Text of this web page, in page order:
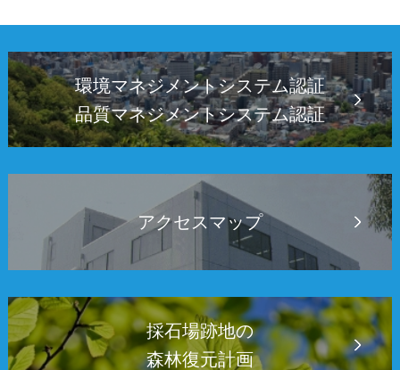
環境マネジメントシステム認証
品質マネジメントシステム認証
アクセスマップ
採石場跡地の
森林復元計画